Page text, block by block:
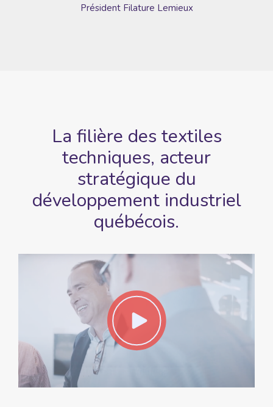
PrésidentFilature Lemieux
La filière des textiles
techniques, acteur
stratégique du
développementindustriel
québécois.